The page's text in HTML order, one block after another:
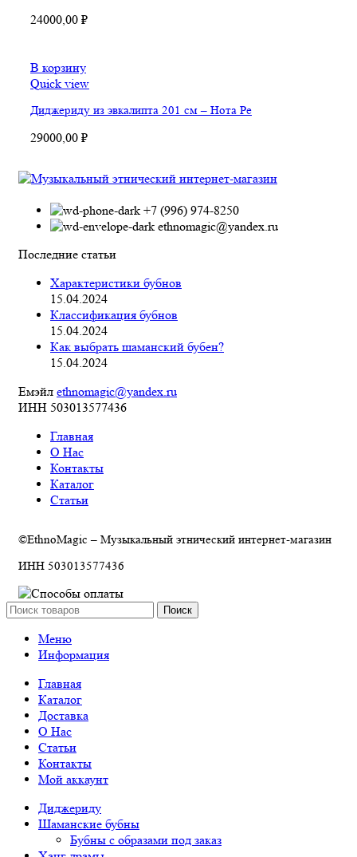
24000,00 ₽
В корзину
Quick view
Диджериду из эвкалипта 201 см – Нота Ре
29000,00 ₽
+7 (996) 974-8250
ethnomagic@yandex.ru
Последние статьи
Характеристики бубнов
15.04.2024
Классификация бубнов
15.04.2024
Как выбрать шаманский бубен?
15.04.2024
Емэйл ethnomagic@yandex.ru
ИНН 503013577436
Главная
О Нас
Контакты
Каталог
Статьи
©EthnoMagic – Музыкальный этнический интернет-магазин
ИНН 503013577436
Поиск
Меню
Информация
Главная
Каталог
Доставка
О Нас
Статьи
Контакты
Мой аккаунт
Диджериду
Шаманские бубны
Бубны с образами под заказ